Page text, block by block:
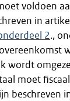
voldoen
in
2.,
wordt
moet
beschreven